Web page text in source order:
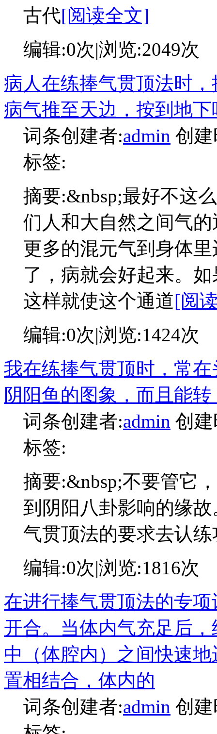
古代[阅读全文]
编辑:0次|浏览:2049次
病人在练捧气贯顶法时
病气推至天边，按到地下
词条创建者:admin 创
标签:
摘要:&nbsp;最好不这
们人和大自然之间气
更多的混元气到身体
了，病就会好起来。
这样就使这个通道[阅
编辑:0次|浏览:1424次
我在练捧气贯顶时，常
阴阳鱼的图象，而且能
词条创建者:admin 创
标签:
摘要:&nbsp;不要管它
到阴阳八卦影响的缘
气贯顶法的要求去认练
编辑:0次|浏览:1816次
在进行捧气贯顶法的专
开合。当体内气充足后
中（体腔内）之间快速
置相结合，体内的
词条创建者:admin 创